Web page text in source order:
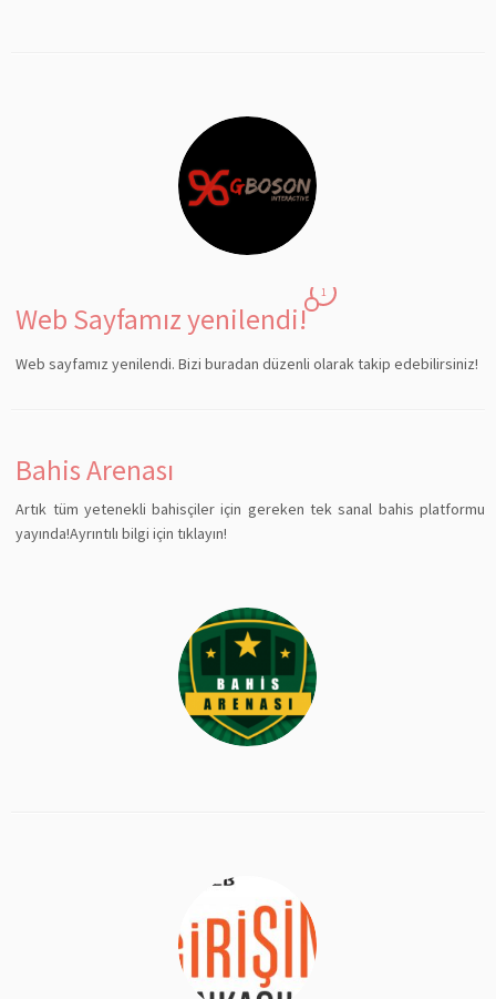
Web Sayfamız yenilendi!
1
Web sayfamız yenilendi. Bizi buradan düzenli olarak takip edebilirsiniz!
Bahis Arenası
Artık tüm yetenekli bahisçiler için gereken tek sanal bahis platformu
yayında!Ayrıntılı bilgi için tıklayın!